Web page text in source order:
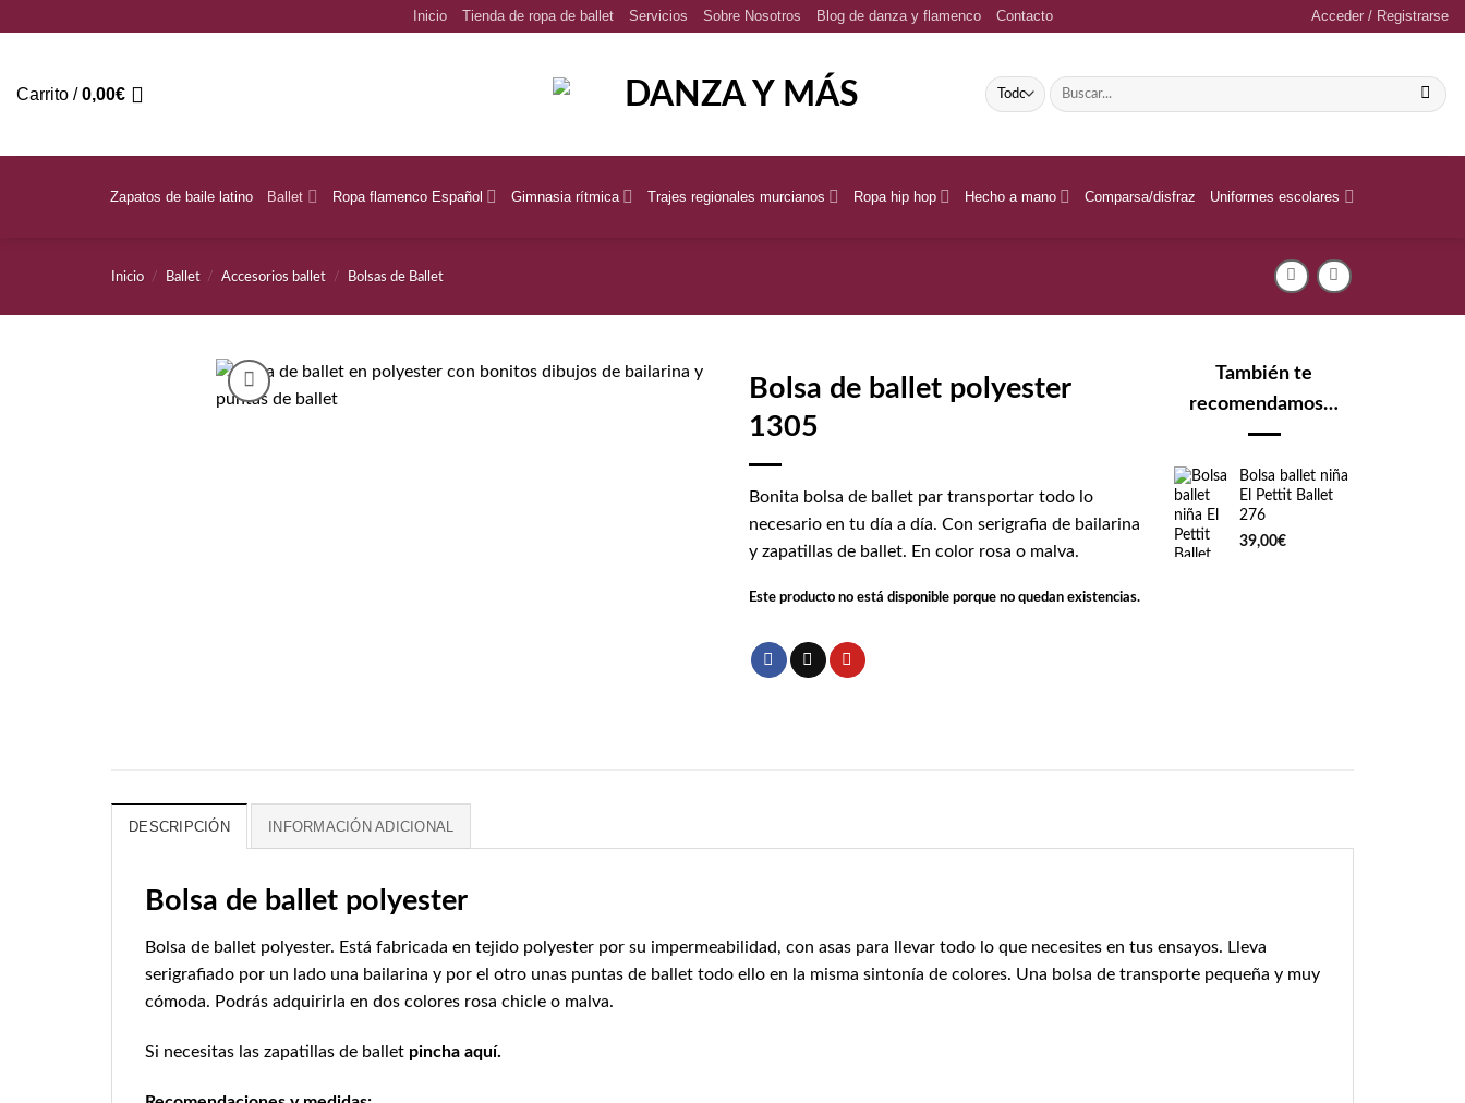
Inicio Tienda de ropa de ballet Servicios Sobre Nosotros Blog de danza y flamenco Contacto Acceder / Registrarse
Carrito /0,00€
Buscar
por:
Zapatos de baile latino Ballet Ropa flamenco Español Gimnasia rítmica Trajes regionales murcianos Ropa hip hop Hecho a mano Comparsa/disfraz Uniformes escolares
Inicio / Ballet / Accesorios ballet / Bolsas de Ballet
Bolsa de ballet polyester
1305
Bonita bolsa de ballet par transportar todo lo
necesario en tu día a día. Con serigrafia de bailarina
y zapatillas de ballet. En color rosa o malva.
Este producto no está disponible porque no quedan existencias.
También te
recomendamos…
Bolsa ballet niña
El Pettit Ballet
276
39,00€
DESCRIPCIÓN INFORMACIÓN ADICIONAL
Bolsa de ballet polyester
Bolsa de ballet polyester. Está fabricada en tejido polyester por su impermeabilidad, con asas para llevar todo lo que necesites en tus ensayos. Lleva
serigrafiado por un lado una bailarina y por el otro unas puntas de ballet todo ello en la misma sintonía de colores. Una bolsa de transporte pequeña y muy
cómoda. Podrás adquirirla en dos colores rosa chicle o malva.
Si necesitas las zapatillas de ballet pincha aquí.